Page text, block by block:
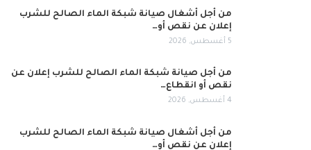
من أجل أشغال صيانة شبكة الماء الصالح للشرب
إعلان عن نقص أو…
5 أغسطس, 2026
من أجل صيانة شبكة الماء الصالح للشرب إعلان عن
نقص أو انقطاع…
4 أغسطس, 2026
من أجل أشغال صيانة شبكة الماء الصالح للشرب
إعلان عن نقص أو…